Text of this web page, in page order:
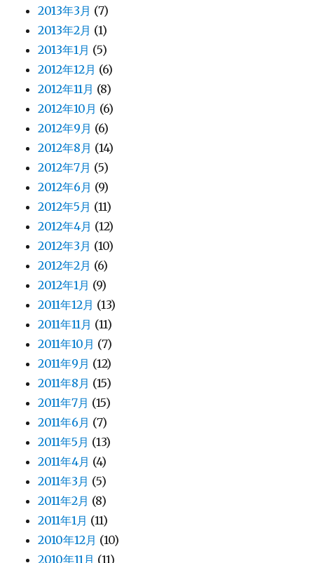
2013年3月 (7)
2013年2月 (1)
2013年1月 (5)
2012年12月 (6)
2012年11月 (8)
2012年10月 (6)
2012年9月 (6)
2012年8月 (14)
2012年7月 (5)
2012年6月 (9)
2012年5月 (11)
2012年4月 (12)
2012年3月 (10)
2012年2月 (6)
2012年1月 (9)
2011年12月 (13)
2011年11月 (11)
2011年10月 (7)
2011年9月 (12)
2011年8月 (15)
2011年7月 (15)
2011年6月 (7)
2011年5月 (13)
2011年4月 (4)
2011年3月 (5)
2011年2月 (8)
2011年1月 (11)
2010年12月 (10)
2010年11月 (11)